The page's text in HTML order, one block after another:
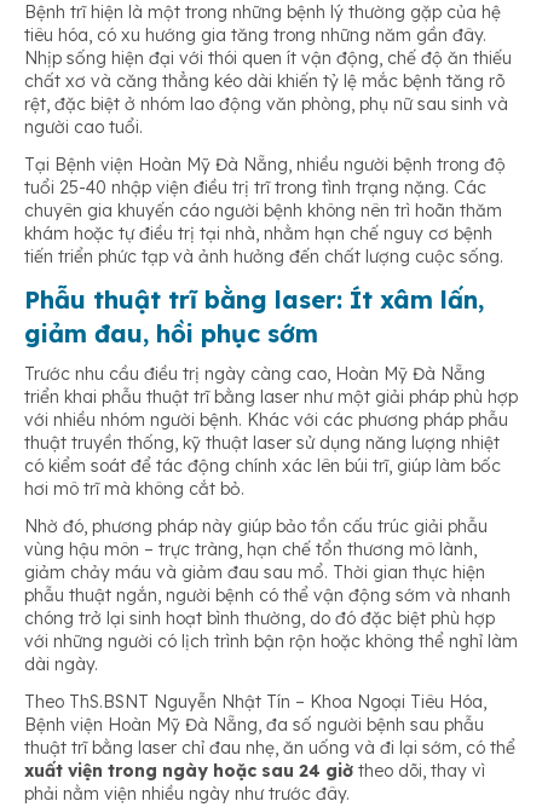
Bệnh trĩ hiện là một trong những bệnh lý thường gặp của hệ
tiêu hóa, có xu hướng gia tăng trong những năm gần đây.
Nhịp sống hiện đại với thói quen ít vận động, chế độ ăn thiếu
chất xơ và căng thẳng kéo dài khiến tỷ lệ mắc bệnh tăng rõ
rệt, đặc biệt ở nhóm lao động văn phòng, phụ nữ sau sinh và
người cao tuổi.
Tại Bệnh viện Hoàn Mỹ Đà Nẵng, nhiều người bệnh trong độ
tuổi 25-40 nhập viện điều trị trĩ trong tình trạng nặng. Các
chuyên gia khuyến cáo người bệnh không nên trì hoãn thăm
khám hoặc tự điều trị tại nhà, nhằm hạn chế nguy cơ bệnh
tiến triển phức tạp và ảnh hưởng đến chất lượng cuộc sống.
Phẫu thuật trĩ bằng laser: Ít xâm lấn,
giảm đau, hồi phục sớm
Trước nhu cầu điều trị ngày càng cao, Hoàn Mỹ Đà Nẵng
triển khai phẫu thuật trĩ bằng laser như một giải pháp phù hợp
với nhiều nhóm người bệnh. Khác với các phương pháp phẫu
thuật truyền thống, kỹ thuật laser sử dụng năng lượng nhiệt
có kiểm soát để tác động chính xác lên búi trĩ, giúp làm bốc
hơi mô trĩ mà không cắt bỏ.
Nhờ đó, phương pháp này giúp bảo tồn cấu trúc giải phẫu
vùng hậu môn – trực tràng, hạn chế tổn thương mô lành,
giảm chảy máu và giảm đau sau mổ. Thời gian thực hiện
phẫu thuật ngắn, người bệnh có thể vận động sớm và nhanh
chóng trở lại sinh hoạt bình thường, do đó đặc biệt phù hợp
với những người có lịch trình bận rộn hoặc không thể nghỉ làm
dài ngày.
Theo ThS.BSNT Nguyễn Nhật Tín – Khoa Ngoại Tiêu Hóa,
Bệnh viện Hoàn Mỹ Đà Nẵng, đa số người bệnh sau phẫu
thuật trĩ bằng laser chỉ đau nhẹ, ăn uống và đi lại sớm, có thể
xuất viện trong ngày hoặc sau 24 giờ theo dõi, thay vì
phải nằm viện nhiều ngày như trước đây.